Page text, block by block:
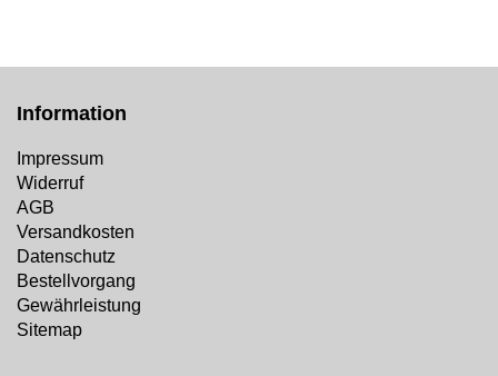
Information
Impressum
Widerruf
AGB
Versandkosten
Datenschutz
Bestellvorgang
Gewährleistung
Sitemap